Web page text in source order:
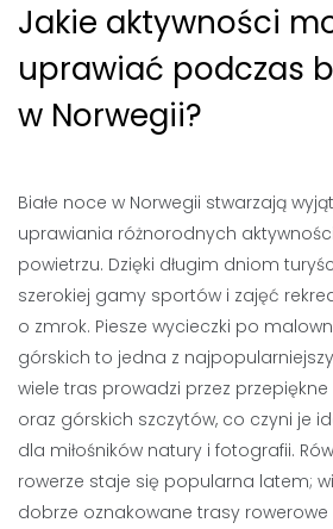
Jakie aktywności
uprawiać podczas
w Norwegii?
Białe noce w Norwegii stwarzają
uprawiania różnorodnych
powietrzu. Dzięki długim dniom
szerokiej gamy sportów i zajęć
o zmrok. Piesze wycieczki po
górskich to jedna z
wiele tras prowadzi przez
oraz górskich szczytów, co czyni je
dla miłośników natury i fotografii.
rowerze staje się popularna latem;
dobrze oznakowane trasy